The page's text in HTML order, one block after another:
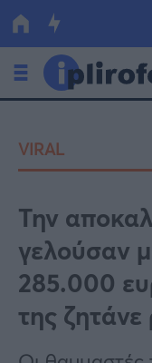
Οικονομία
Πολιτική
Τράπεζες
ΕΣΠΑ
Κόσμος
Lifestyle
VIRAL
Την
γελούσαν
285.000
της